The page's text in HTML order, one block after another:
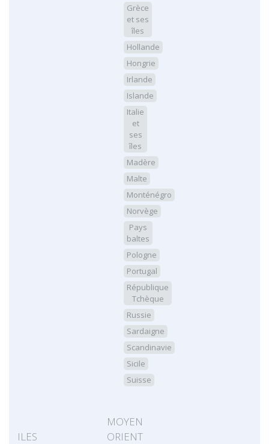
Grèce
et ses
îles
Hollande
Hongrie
Irlande
Islande
Italie
et
ses
îles
Madère
Malte
Monténégro
Norvège
Pays
baltes
Pologne
Portugal
République
Tchèque
Russie
Sardaigne
Scandinavie
Sicile
Suisse
ILES
MOYEN
ORIENT